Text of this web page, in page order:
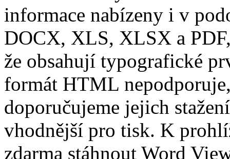
informace nabízeny i v
DOCX, XLS, XLSX a
že obsahují typografické
formát HTML
doporučujeme jejich
vhodnější pro tisk. K
zdarma stáhnout Word